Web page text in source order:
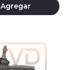
Agregar